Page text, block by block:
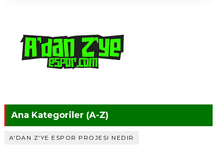
Ana Kategoriler (A-Z)
A'DAN Z'YE ESPOR PROJESI NEDIR